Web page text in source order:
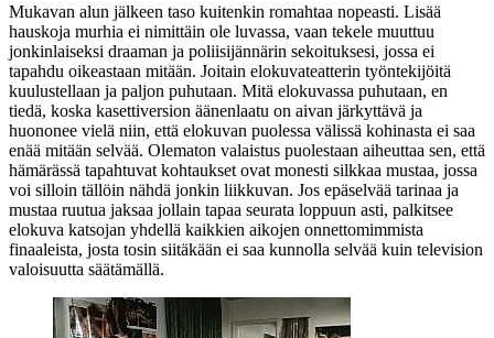
Mukavan alun jälkeen taso kuitenkin romahtaa nopeasti. Lisää
hauskoja murhia ei nimittäin ole luvassa, vaan tekele muuttuu
jonkinlaiseksi draaman ja poliisijännärin sekoituksesi, jossa ei
tapahdu oikeastaan mitään. Joitain elokuvateatterin työntekijöitä
kuulustellaan ja paljon puhutaan. Mitä elokuvassa puhutaan, en
tiedä, koska kasettiversion äänenlaatu on aivan järkyttävä ja
huononee vielä niin, että elokuvan puolessa välissä kohinasta ei saa
enää mitään selvää. Olematon valaistus puolestaan aiheuttaa sen, että
hämärässä tapahtuvat kohtaukset ovat monesti silkkaa mustaa, jossa
voi silloin tällöin nähdä jonkin liikkuvan. Jos epäselvää tarinaa ja
mustaa ruutua jaksaa jollain tapaa seurata loppuun asti, palkitsee
elokuva katsojan yhdellä kaikkien aikojen onnettomimmista
finaaleista, josta tosin siitäkään ei saa kunnolla selvää kuin television
valoisuutta säätämällä.